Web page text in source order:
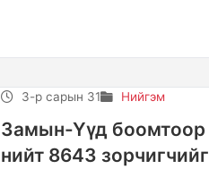
3-р сарын 31 Нийгэм
Замын-Үүд боомтоор
нийт 8643 зорчигчийг